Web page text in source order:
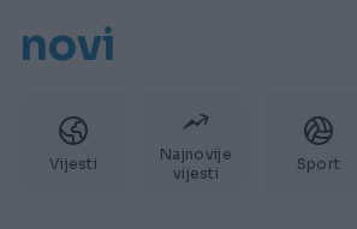
novi
Vijesti
Najnovije
vijesti
Sport